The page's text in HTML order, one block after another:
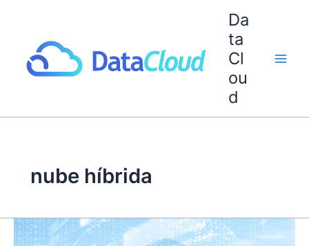
contenido
Da
ta
Cl
ou
d
nube híbrida